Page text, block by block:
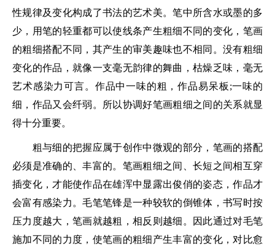
性规律及变化构成了书法的艺术美。笔中所含水或墨的多
少，用笔的轻重都可以使线条产生粗细不同的变化，笔画
的粗细搭配不同，其产生的审美趣味也不相同。没有粗细
变化的作品，就像一支毫无韵律的舞曲，枯燥乏味，毫无
艺术感染力可言。作品中一味的粗，作品易呆板;一味的
细，作品又会纤弱。所以协调好笔画粗细之间的关系就显
得十分重要。
粗与细的把握应属于创作中微观的部分，笔画的搭配
必须是准确的、丰富的。笔画粗细之间、长短之间相互穿
插变化，才能使作品在雄浑中显露出俊俏的姿态，作品才
会富有感染力。毛笔笔锋是一种较软的倒锥体，书写时按
压力度越大，笔画就越粗，相反则越细。因此通过对毛笔
施加不同的力度，使笔画的粗细产生丰富的变化，对比愈